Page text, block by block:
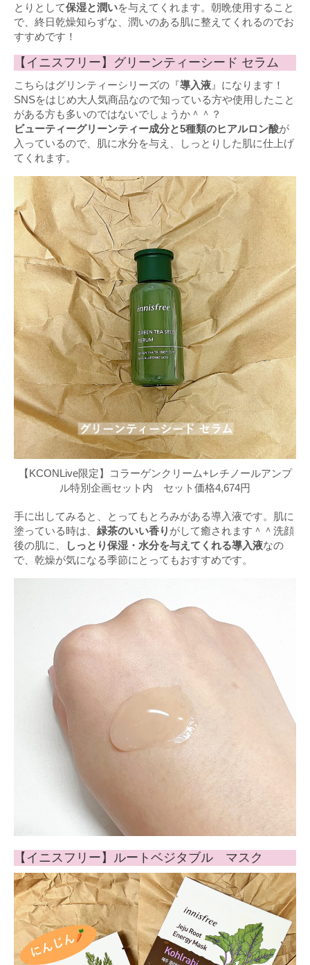
とりとして保湿と潤いを与えてくれます。朝晩使用すること
で、終日乾燥知らずな、潤いのある肌に整えてくれるのでお
すすめです！
【イニスフリー】グリーンティーシード セラム
こちらはグリンティーシリーズの『導入液 』になります！
SNSをはじめ大人気商品なので知っている方や使用したこと
がある方も多いのではないでしょうか＾＾？
ビューティーグリーンティー成分と5種類のヒアルロン酸が
入っているので、肌に水分を与え、しっとりした肌に仕上げ
てくれます。
【KCONLive限定】コラーゲンクリーム+レチノールアンプ
ル特別企画セット内 セット価格4,674円
手に出してみると、とってもとろみがある導入液です。肌に
塗っている時は、 緑茶のいい香り がして癒されます＾＾洗顔
後の肌に、
しっとり保湿・水分を与えてくれる導入液なの
で、乾燥が気になる季節にとってもおすすめです。
【イニスフリー】ルートベジタブル マスク